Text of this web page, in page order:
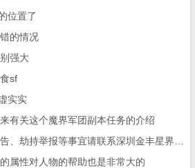
位置了
的情况
强大
sf
实实
有关这个魔界军团副本任务的介绍
属性对人物的帮助也是非常大的